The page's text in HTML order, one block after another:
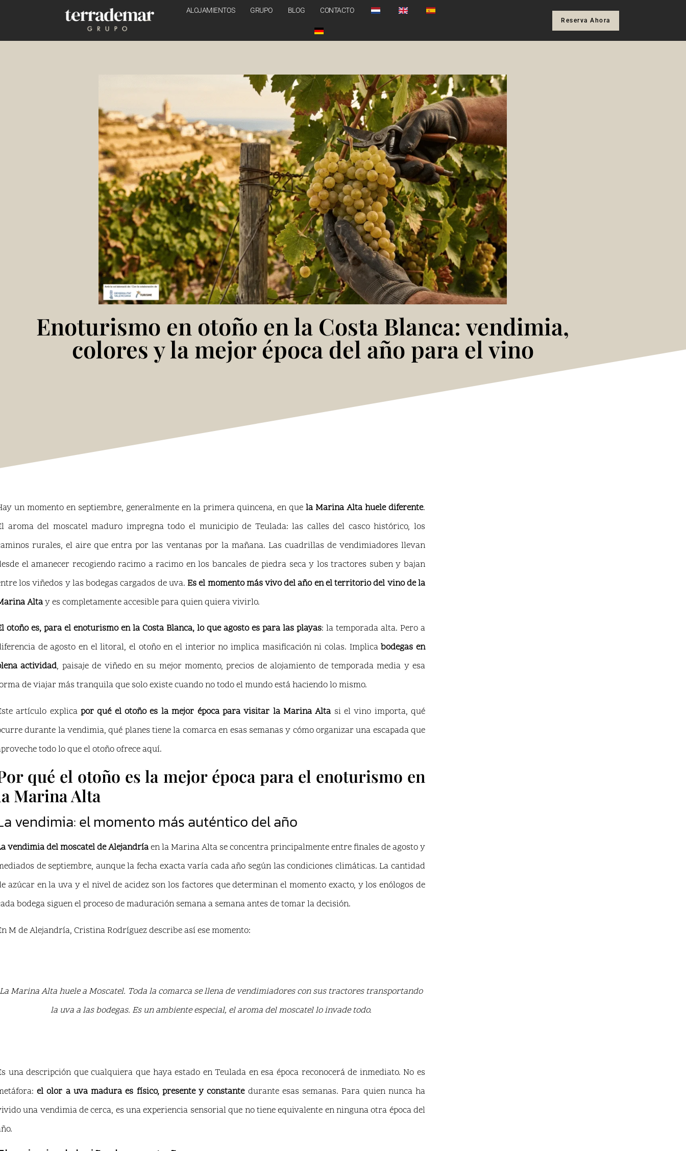
ALOJAMIENTOS GRUPO BLOG CONTACTO
Reserva Ahora
Enoturismo en otoño en la Costa Blanca: vendimia,
colores y la mejor época del año para el vino
un momento en septiembre, generalmente en la primera quincena, en quela Marina Alta huele diferente.
aroma del moscatel maduro impregna todo el municipio de Teulada: las calles del casco histórico, los
rurales, el aire que entra por las ventanas por la mañana. Las cuadrillas de vendimiadores llevan
el amanecer recogiendo racimo a racimo en los bancales de piedra seca y los tractores suben y bajan
los viñedos y las bodegas cargados de uva. Es el momento más vivo del año en el territorio del vino de la
Altay es completamente accesible para quien quiera vivirlo.
otoño es, para el enoturismo en la Costa Blanca, lo que agosto es para las playas: la temporada alta. Pero a
de agosto en el litoral, el otoño en el interior no implica masificación ni colas. Implicabodegas en
actividad, paisaje de viñedo en su mejor momento, precios de alojamiento de temporada media y esa
de viajar más tranquila que solo existe cuando no todo el mundo está haciendo lo mismo.
artículo explicapor qué el otoño es la mejor época para visitar la Marina Altasi el vino importa, qué
durante la vendimia, qué planes tiene la comarca en esas semanas y cómo organizar una escapada que
todo lo que el otoño ofrece aquí.
qué el otoño es la mejor época para el enoturismo en
Marina Alta
vendimia: el momento más auténtico del año
vendimia del moscatel de Alejandríaen la Marina Alta se concentra principalmente entre finales de agosto y
de septiembre, aunque la fecha exacta varía cada año según las condiciones climáticas. La cantidad
azúcar en la uva y el nivel de acidez son los factores que determinan el momento exacto, y los enólogos de
bodega siguen el proceso de maduración semana a semana antes de tomar la decisión.
M de Alejandría, Cristina Rodríguez describe así ese momento:
Marina Alta huele a Moscatel. Toda la comarca se llena de vendimiadores con sus tractores transportando
la uva a las bodegas. Es un ambiente especial, el aroma del moscatel lo invade todo.
una descripción que cualquiera que haya estado en Teulada en esa época reconocerá de inmediato. No es
el olor a uva madura es físico, presente y constantedurante esas semanas. Para quien nunca ha
una vendimia de cerca, es una experiencia sensorial que no tiene equivalente en ninguna otra época del